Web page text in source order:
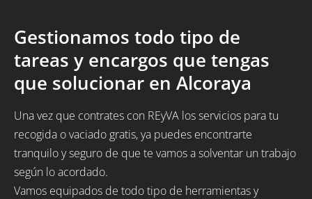
Gestionamos todo tipo de
tareas y encargos que tengas
que solucionar en Alcoraya
Una vez que contrates con REyVA los servicios para tu
recogida o vaciado gratis, ya puedes encontrarte
tranquilo y seguro de que te vamos a solventar un trabajo
según lo acordado.
Vamos equipados de todo tipo de herramientas y